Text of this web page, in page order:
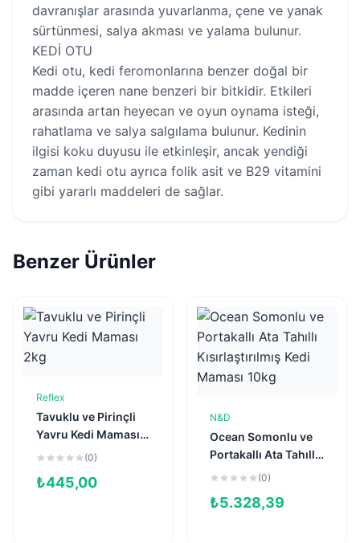
davranışlar arasında yuvarlanma, çene ve yanak
sürtünmesi, salya akması ve yalama bulunur.
KEDİ OTU
Kedi otu, kedi feromonlarına benzer doğal bir
madde içeren nane benzeri bir bitkidir. Etkileri
arasında artan heyecan ve oyun oynama isteği,
rahatlama ve salya salgılama bulunur. Kedinin
ilgisi koku duyusu ile etkinleşir, ancak yendiği
zaman kedi otu ayrıca folik asit ve B29 vitamini
gibi yararlı maddeleri de sağlar.
Benzer Ürünler
Reflex
Tavuklu ve Pirinçli
Yavru Kedi Maması
2kg
(0)
₺445,00
N&D
Ocean Somonlu ve
Portakallı Ata Tahıllı
Kısırlaştırılmış Kedi
(0)
₺5.328,39